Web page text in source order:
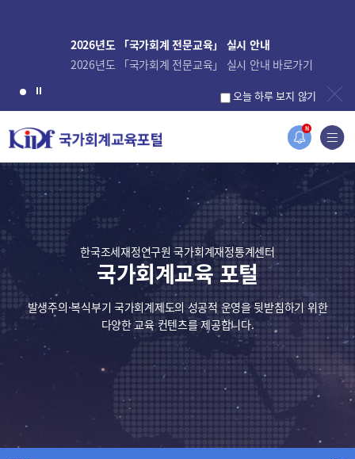
N
2026년도 「국가회계 전문교육」 실시 안내
2026년도 「국가회계 전문교육」 실시 안내 바로가기
오늘 하루 보지 않기
한국조세재정연구원 국가회계재정통계센터
국가회계교육 포털
발생주의·복식부기 국가회계제도의 성공적 운영을 뒷받침하기 위한
다양한 교육 컨텐츠를 제공합니다.